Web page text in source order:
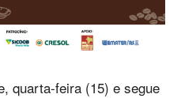
quarta-feira (15) e segue